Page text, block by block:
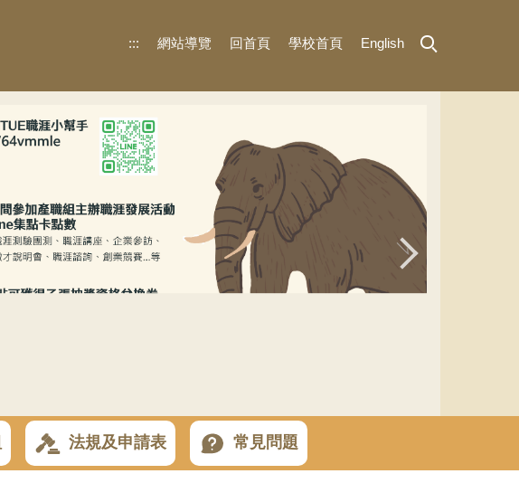
::: 網站導覽 回首頁 學校首頁 English
法規及申請表 常見問題